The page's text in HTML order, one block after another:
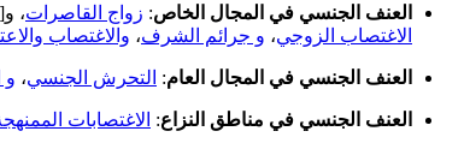
العنف الجنسي في المجال الخاص: زواج القاصرات،
الاغتصاب الزوجي، و جرائم الشرف، والاغتصاب
العنف الجنسي في المجال العام: التحرش الجنسي، و
العنف الجنسي في مناطق النزاع: الاغتصابات